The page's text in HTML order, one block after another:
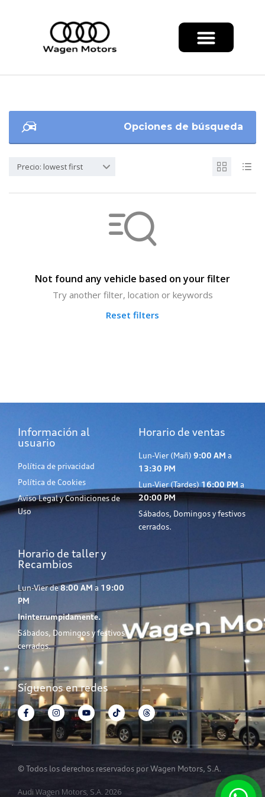
Opciones de búsqueda
Precio: lowest first
Not found any vehicle based on your filter
Try another filter, location or keywords
Reset filters
Información al
usuario
Política de privacidad
Política de Cookies
Aviso Legal y Condiciones de
Uso
Horario de ventas
Lun-Vier (Mañ) 9:00 AM a
13:30 PM
Lun-Vier (Tardes) 16:00 PM a
20:00 PM
Sábados, Domingos y festivos
cerrados.
Horario de taller y
Recambios
Lun-Vier de8:00 AM a 19:00
PM
Ininterrumpidamente.
Sábados, Domingos y festivos
cerrados.
Síguenos en redes
© Todos los derechos reservados por Wagen Motors, S.A.
Audi Wagen Motors, S.A. 2026